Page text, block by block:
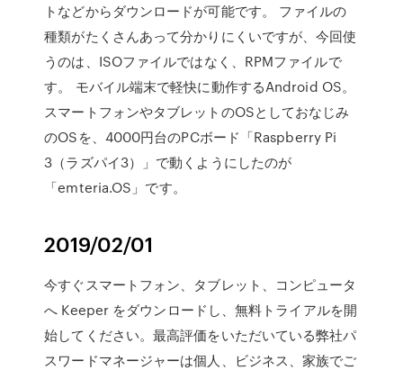
トなどからダウンロードが可能です。 ファイルの
種類がたくさんあって分かりにくいですが、今回使
うのは、ISOファイルではなく、RPMファイルで
す。 モバイル端末で軽快に動作するAndroid OS。
スマートフォンやタブレットのOSとしておなじみ
のOSを、4000円台のPCボード「Raspberry Pi
3（ラズパイ3）」で動くようにしたのが
「emteria.OS」です。
2019/02/01
今すぐスマートフォン、タブレット、コンピュータ
へ Keeper をダウンロードし、無料トライアルを開
始してください。最高評価をいただいている弊社パ
スワードマネージャーは個人、ビジネス、家族でご